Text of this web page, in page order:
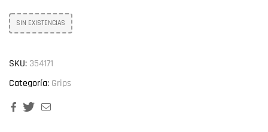
SIN EXISTENCIAS
SKU: 354171
Categoría: Grips
FacebookTwitter